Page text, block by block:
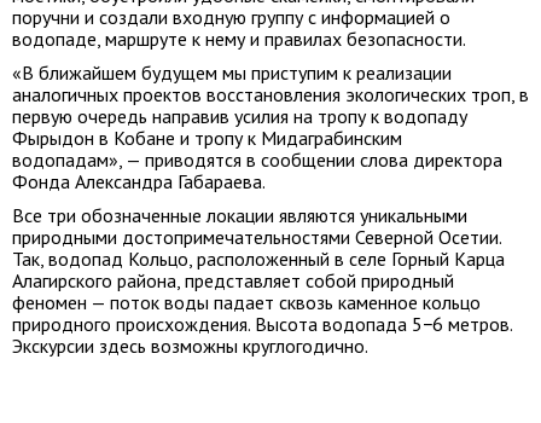
поручни и создали входную группу с информацией о
водопаде, маршруте к нему и правилах безопасности.
«В ближайшем будущем мы приступим к реализации
аналогичных проектов восстановления экологических троп, в
первую очередь направив усилия на тропу к водопаду
Фырыдон в Кобане и тропу к Мидаграбинским
водопадам», — приводятся в сообщении слова директора
Фонда Александра Габараева.
Все три обозначенные локации являются уникальными
природными достопримечательностями Северной Осетии.
Так, водопад Кольцо, расположенный в селе Горный Карца
Алагирского района, представляет собой природный
феномен — поток воды падает сквозь каменное кольцо
природного происхождения. Высота водопада 5−6 метров.
Экскурсии здесь возможны круглогодично.